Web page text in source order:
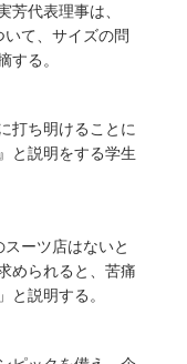
芳代表理事は、
て、サイズの問
する。
打ち明けることに
と説明をする学生
ーツ店はないと
められると、苦痛
と説明する。